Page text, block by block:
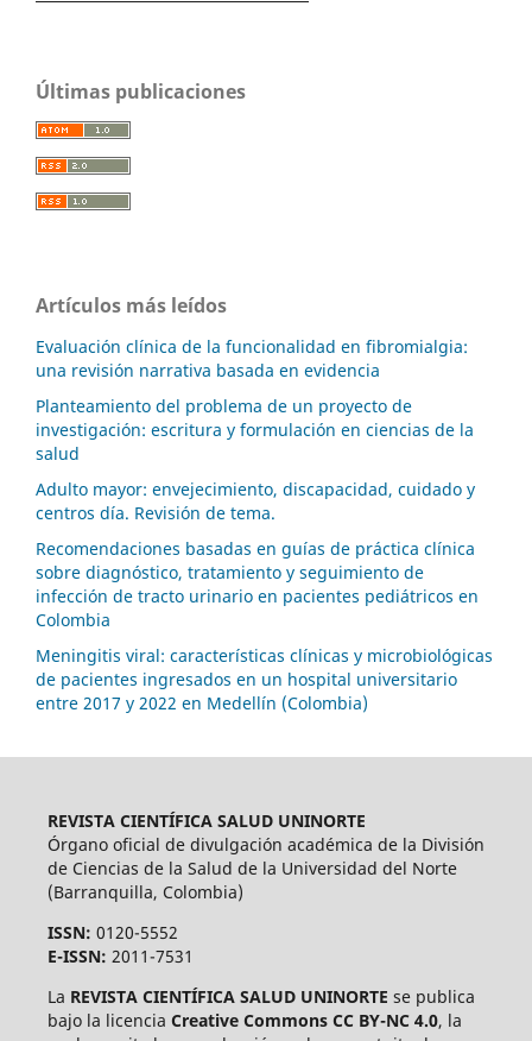
Últimas publicaciones
Artículos más leídos
Evaluación clínica de la funcionalidad en fibromialgia:
una revisión narrativa basada en evidencia
Planteamiento del problema de un proyecto de
investigación: escritura y formulación en ciencias de la
salud
Adulto mayor: envejecimiento, discapacidad, cuidado y
centros día. Revisión de tema.
Recomendaciones basadas en guías de práctica clínica
sobre diagnóstico, tratamiento y seguimiento de
infección de tracto urinario en pacientes pediátricos en
Colombia
Meningitis viral: características clínicas y microbiológicas
de pacientes ingresados en un hospital universitario
entre 2017 y 2022 en Medellín (Colombia)
REVISTA CIENTÍFICA SALUD UNINORTE
Órgano oficial de divulgación académica de la División
de Ciencias de la Salud de la Universidad del Norte
(Barranquilla, Colombia)
ISSN: 0120-5552
E-ISSN: 2011-7531
La REVISTA CIENTÍFICA SALUD UNINORTE se publica
bajo la licencia Creative Commons CC BY-NC 4.0, la